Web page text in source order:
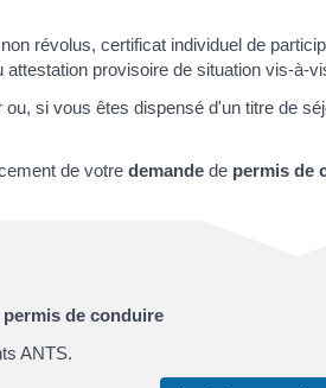
révolus, certificat individuel de
provisoire de situation vis-à-
si vous êtes dispensé d'un titre de
de votre demande de permis de
de conduire
ANTS.